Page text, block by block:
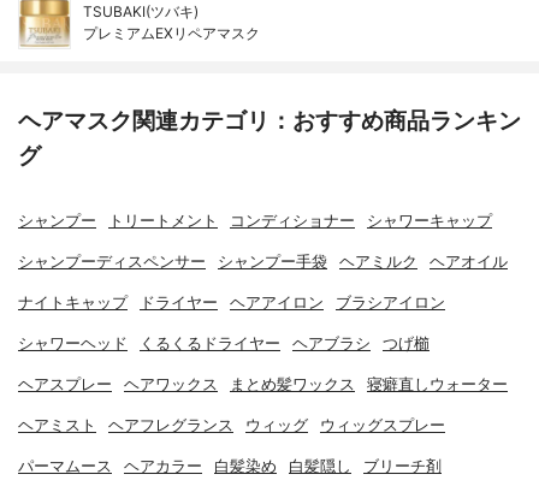
TSUBAKI(ツバキ)
プレミアムEXリペアマスク
ヘアマスク関連カテゴリ：おすすめ商品ランキン
グ
シャンプー トリートメント コンディショナー シャワーキャップ
シャンプーディスペンサー シャンプー手袋 ヘアミルク ヘアオイル
ナイトキャップ ドライヤー ヘアアイロン ブラシアイロン
シャワーヘッド くるくるドライヤー ヘアブラシ つげ櫛
ヘアスプレー ヘアワックス まとめ髪ワックス 寝癖直しウォーター
ヘアミスト ヘアフレグランス ウィッグ ウィッグスプレー
パーマムース ヘアカラー 白髪染め 白髪隠し ブリーチ剤